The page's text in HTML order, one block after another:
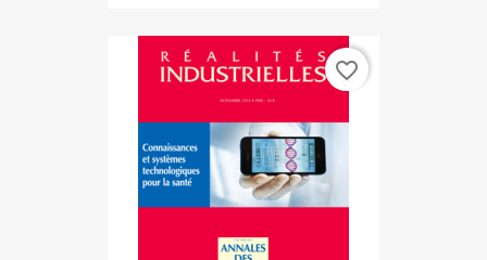
favorite_border